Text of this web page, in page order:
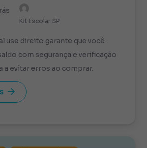
Kit Escolar SP
use direito garante que você
com segurança e verificação
a evitar erros ao comprar.